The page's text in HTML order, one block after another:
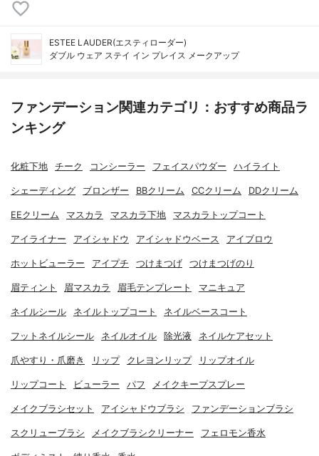
ESTEE LAUDER(エスティローダー)
ダブル ウェア ステイ イン プレイス メークアップ
ファンデーション関連カテゴリ：おすすめ商品ラ
ンキング
化粧下地 チーク コンシーラー フェイスパウダー ハイライト
シェーディング ブロンザー BBクリーム CCクリーム DDクリーム
EEクリーム マスカラ マスカラ下地 マスカラトップコート
アイライナー アイシャドウ アイシャドウベース アイブロウ
ホットビューラー アイプチ つけまつげ つけまつげのり
眉ティント 眉マスカラ 眉毛テンプレート マニキュア
ネイルシール ネイルトップコート ネイルベースコート
フットネイルシール ネイルオイル 除光液 ネイルケアセット
爪やすり・爪磨き リップ クレヨンリップ リップオイル
リップコート ビューラー パフ メイクキープスプレー
メイクブラシセット アイシャドウブラシ ファンデーションブラシ
スクリューブラシ メイクブラシクリーナー フェロモン香水